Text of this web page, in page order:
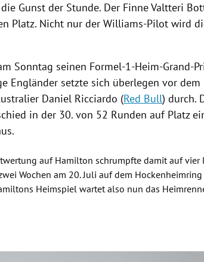
die Gunst der Stunde. Der FinneValtteri
Platz. Nicht nur der Williams-Pilot wird
Sonntag seinen Formel-1-Heim-Grand-
Engländer setzte sich überlegen vor dem
Daniel Ricciardo (Red Bull) durch.
in der 30. von 52 Runden auf Platz
aufHamilton schrumpfte damit auf vier
Wochen am 20. Juli auf dem Hockenheimring
Heimspiel wartet also nun das